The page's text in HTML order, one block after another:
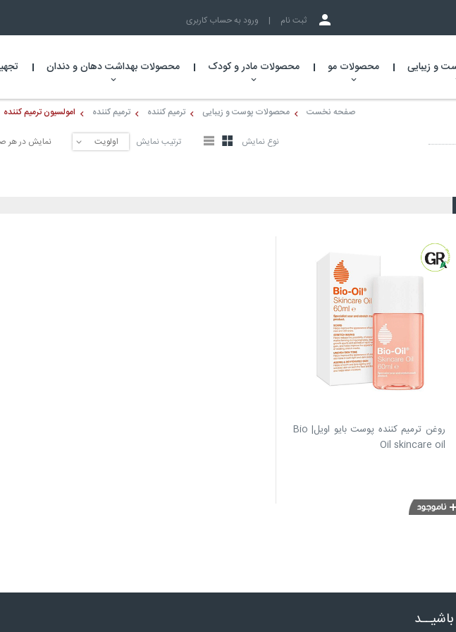
ثبت نام | ورود به حساب کاربری
و زیبایی محصولات مو محصولات مادر و کودک محصولات بهداشت دهان و دندان
صفحه نخست محصولات پوست و زیبایی ترمیم کننده ترمیم کننده امولسیون ترمیم کننده
نمایش در هر ترتیب نمایش نوع نمایش
روغن ترمیم کننده پوست بایو اویل| Bio
Oil skincare oil